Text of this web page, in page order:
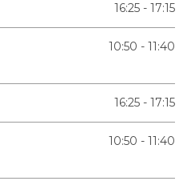
16:25 - 17:15
10:50 - 11:40
16:25 - 17:15
10:50 - 11:40